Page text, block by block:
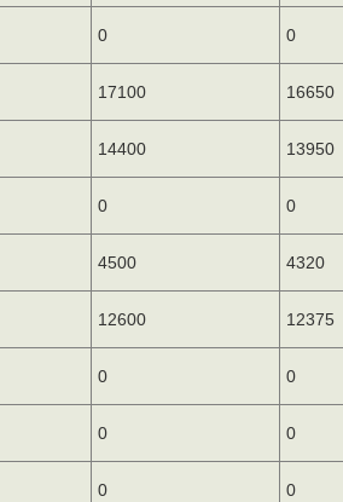
0 0
17100 16650
14400 13950
0 0
4500 4320
12600 12375
0 0
0 0
0 0